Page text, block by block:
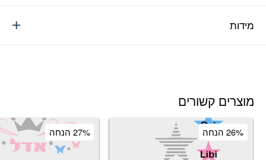
מידות
מוצרים קשורים
26% הנחה 27% הנחה